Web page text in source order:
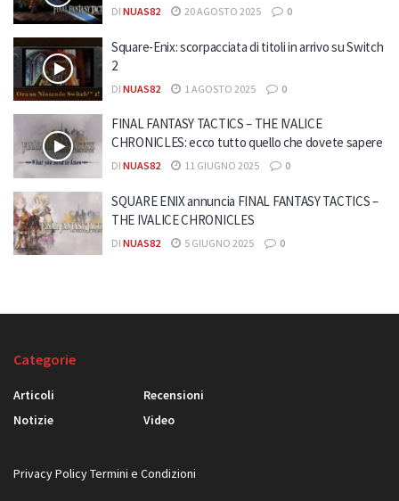
DI NUAS82 20 AGOSTO 2025 0
Square-Enix: scorpacciata di titoli in arrivo su Switch
2
DI NUAS82 1 AGOSTO 2025 0
FINAL FANTASY TACTICS – THE IVALICE
CHRONICLES: ecco tutto quello che dovete sapere
DI NUAS82 11 GIUGNO 2025 0
SQUARE ENIX annuncia FINAL FANTASY TACTICS –
THE IVALICE CHRONICLES
DI NUAS82 5 GIUGNO 2025 0
Categorie
Articoli
Notizie
Recensioni
Video
Privacy PolicyTermini e Condizioni